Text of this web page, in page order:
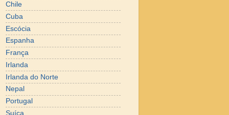
Chile
Cuba
Escócia
Espanha
França
Irlanda
Irlanda do Norte
Nepal
Portugal
Suíça